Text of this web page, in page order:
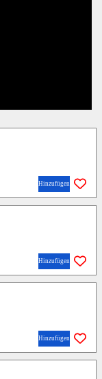
Hinzufügen
Hinzufügen
Hinzufügen